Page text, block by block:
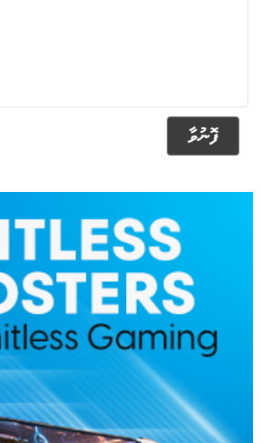
ފޮނުވާ